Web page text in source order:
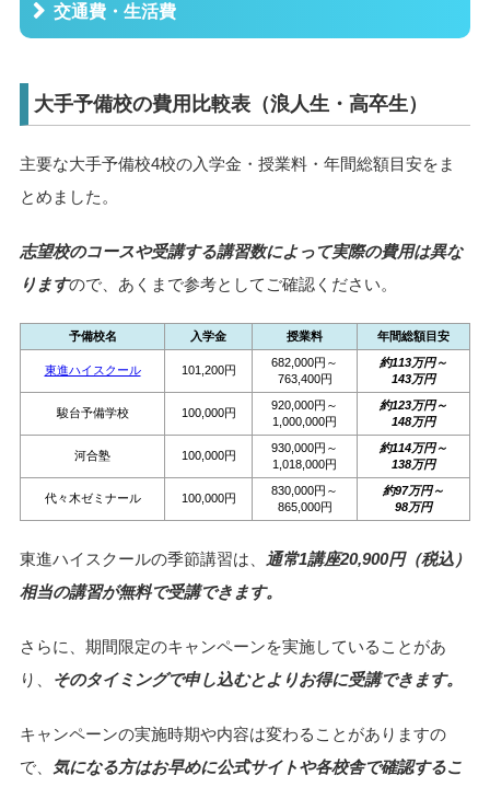
交通費・生活費
大手予備校の費用比較表（浪人生・高卒生）
主要な大手予備校4校の入学金・授業料・年間総額目安をま
とめました。
志望校のコースや受講する講習数によって実際の費用は異な
りますので、あくまで参考としてご確認ください。
予備校名 入学金 授業料 年間総額目安
東進ハイスクール 101,200円
682,000円～
763,400円
約113万円～
143万円
駿台予備学校 100,000円
920,000円～
1,000,000円
約123万円～
148万円
河合塾 100,000円
930,000円～
1,018,000円
約114万円～
138万円
代々木ゼミナール 100,000円
830,000円～
865,000円
約97万円～
98万円
東進ハイスクールの季節講習は、
通常1講座20,900円（税込）
相当の講習が無料で受講できます。
さらに、期間限定のキャンペーンを実施していることがあ
り、
そのタイミングで申し込むとよりお得に受講できます。
キャンペーンの実施時期や内容は変わることがありますの
で、
気になる方はお早めに公式サイトや各校舎で確認するこ